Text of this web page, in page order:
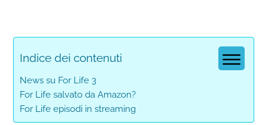
Indice dei contenuti
News su For Life 3
For Life salvato da Amazon?
For Life episodi in streaming